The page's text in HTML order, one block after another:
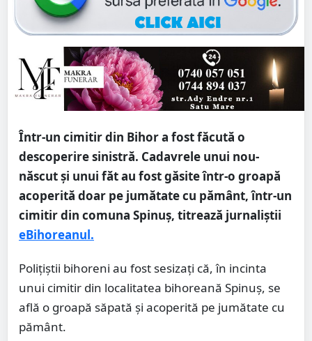
Într-un cimitir din Bihor a fost făcută o
descoperire sinistră. Cadavrele unui nou-
născut şi unui făt au fost găsite într-o groapă
acoperită doar pe jumătate cu pământ, într-un
cimitir din comuna Spinuş, titrează jurnaliștii
eBihoreanul.
Polițiștii bihoreni au fost sesizați că, în incinta
unui cimitir din localitatea bihoreană Spinuș, se
află o groapă săpată și acoperită pe jumătate cu
pământ.